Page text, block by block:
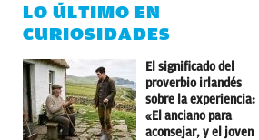
LO ÚLTIMO EN
CURIOSIDADES
El significado del
proverbio irlandés
sobre la experiencia:
«El anciano para
aconsejar, y el joven